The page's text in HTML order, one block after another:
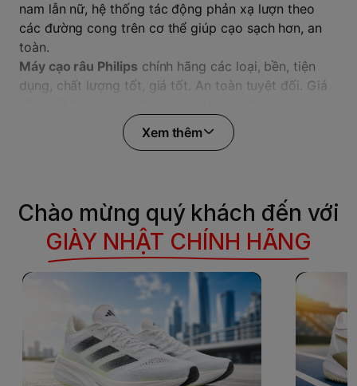
nam lẫn nữ, hệ thống tác động phản xạ lượn theo
các đường cong trên cơ thể giúp cạo sạch hơn, an
toàn.
Máy cạo râu Philips chính hãng các loại, bền, tiện
dụng, chất lượng tốt, giá tốt. An toàn tuyệt đối. Giá
Xem thêm
Chào mừng quý khách đến với
GIÀY NHẬT CHÍNH HÃNG